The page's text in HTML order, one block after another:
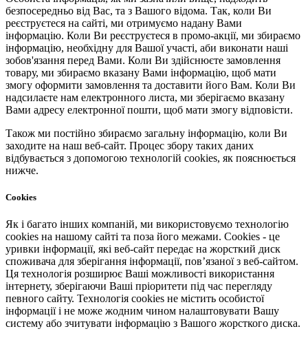
безпосередньо від Вас, та з Вашого відома. Так, коли Ви
реєструєтеся на сайті, ми отримуємо надану Вами
інформацію. Коли Ви реєструєтеся в промо-акції, ми збираємо
інформацію, необхідну для Вашої участі, аби виконати наші
зобов'язання перед Вами. Коли Ви здійснюєте замовлення
товару, ми збираємо вказану Вами інформацію, щоб мати
змогу оформити замовлення та доставити його Вам. Коли Ви
надсилаєте нам електронного листа, ми зберігаємо вказану
Вами адресу електронної пошти, щоб мати змогу відповісти.
Також ми постійно збираємо загальну інформацію, коли Ви
заходите на наш веб-сайт. Процес збору таких даних
відбувається з допомогою технологій cookies, як пояснюється
нижче.
Cookies
Як і багато інших компаній, ми використовуємо технологію
cookies на нашому сайті та поза його межами. Cookies - це
уривки інформації, які веб-сайт передає на жорсткий диск
споживача для зберігання інформації, пов’язаної з веб-сайтом.
Ця технологія розширює Ваші можливості використання
інтернету, зберігаючи Ваші пріоритети під час перегляду
певного сайту. Технологія cookies не містить особистої
інформації і не може жодним чином налаштовувати Вашу
систему або зчитувати інформацію з Вашого жорсткого диска.